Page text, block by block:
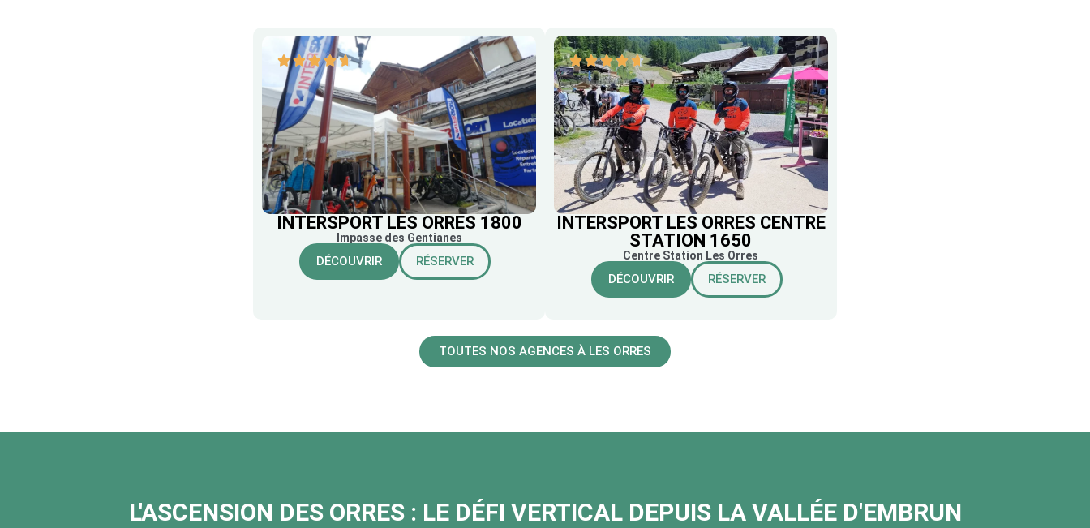
INTERSPORT LES ORRES 1800
Impasse des Gentianes
DÉCOUVRIR RÉSERVER
INTERSPORT LES ORRES CENTRE
STATION 1650
Centre Station Les Orres
DÉCOUVRIR RÉSERVER
TOUTES NOS AGENCES À LES ORRES
L'ASCENSION DES ORRES : LE DÉFI VERTICAL DEPUIS LA VALLÉE D'EMBRUN